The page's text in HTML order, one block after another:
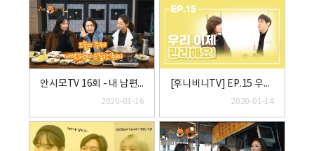
안시모TV 16회 - 내 남편의 은밀한 취미
2020-01-16
[후니비니TV] EP.15 우리 이제 관리해요! 강남 피부과 피부 상식 파헤치기
2020-01-14